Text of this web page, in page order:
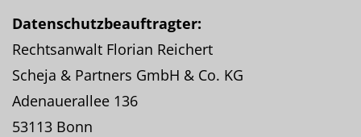
Datenschutzbeauftragter:
Rechtsanwalt Florian Reichert
Scheja & Partners GmbH & Co. KG
Adenauerallee 136
53113 Bonn